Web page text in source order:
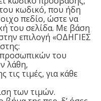
κωδικό, που ήδη
πεδίο, ώστε να
του σελίδα. Με βάση
επιλογή «ΟΔΗΓΙΕΣ
του
λάθη,
τιμές, για κάθε
των τιμών.